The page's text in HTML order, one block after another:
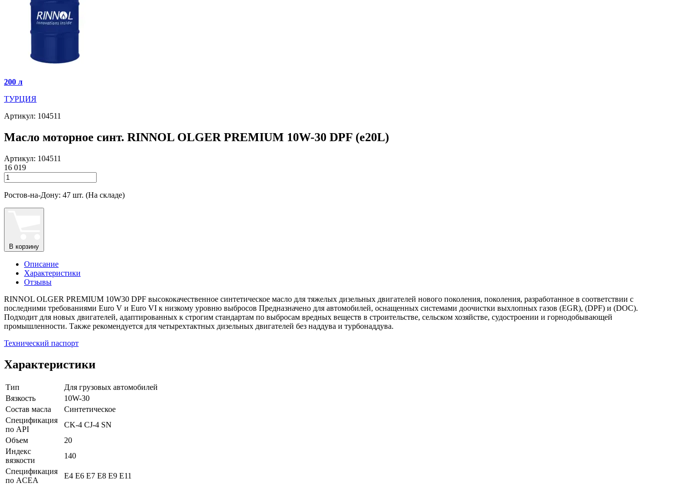
200 л
ТУРЦИЯ
Артикул: 104511
Масло моторное синт. RINNOL OLGER PREMIUM 10W-30 DPF (e20L)
Артикул: 104511
16 019
Ростов-на-Дону: 47 шт. (На складе)
В корзину
Описание
Характеристики
Отзывы
RINNOL OLGER PREMIUM 10W30 DPF высококачественное синтетическое масло для тяжелых дизельных двигателей нового поколения, поколения, разработанное в соответствии с
последними требованиями Euro V и Euro VI к низкому уровню выбросов Предназначено для автомобилей, оснащенных системами доочистки выхлопных газов (EGR), (DPF) и (DOC).
Подходит для новых двигателей, адаптированных к строгим стандартам по выбросам вредных веществ в строительстве, сельском хозяйстве, судостроении и горнодобывающей
промышленности. Также рекомендуется для четырехтактных дизельных двигателей без наддува и турбонаддува.
Технический паспорт
Характеристики
Тип
Для грузовых автомобилей
Вязкость
10W-30
Состав масла
Синтетическое
Спецификация
по API
CK-4 CJ-4 SN
Объем
20
Индекс
вязкости
140
Спецификация
по ACEA
E4 E6 E7 E8 E9 E11